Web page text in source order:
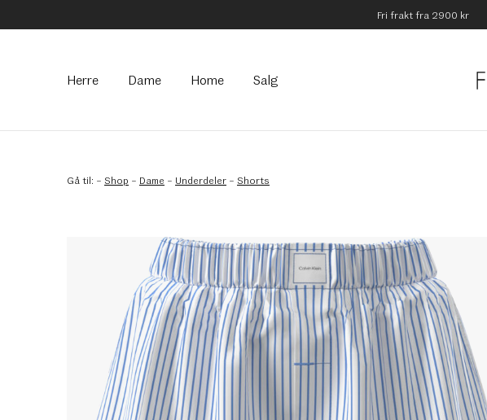
Fri frakt fra 2900 kr
Hovedmeny
Herre Dame Home Salg
Gå til: – Shop – Dame – Underdeler – Shorts